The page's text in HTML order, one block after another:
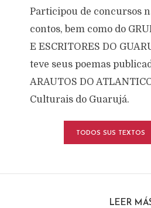
Participou de concursos
contos, bem como do
E ESCRITORES DO
teve seus poemas
ARAUTOS DO
Culturais do Guarujá.
TODOS SUS TEXTOS
LEER